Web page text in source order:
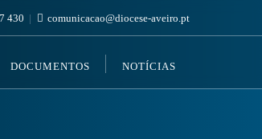
430 comunicacao@diocese-aveiro.pt
DOCUMENTOS NOTÍCIAS